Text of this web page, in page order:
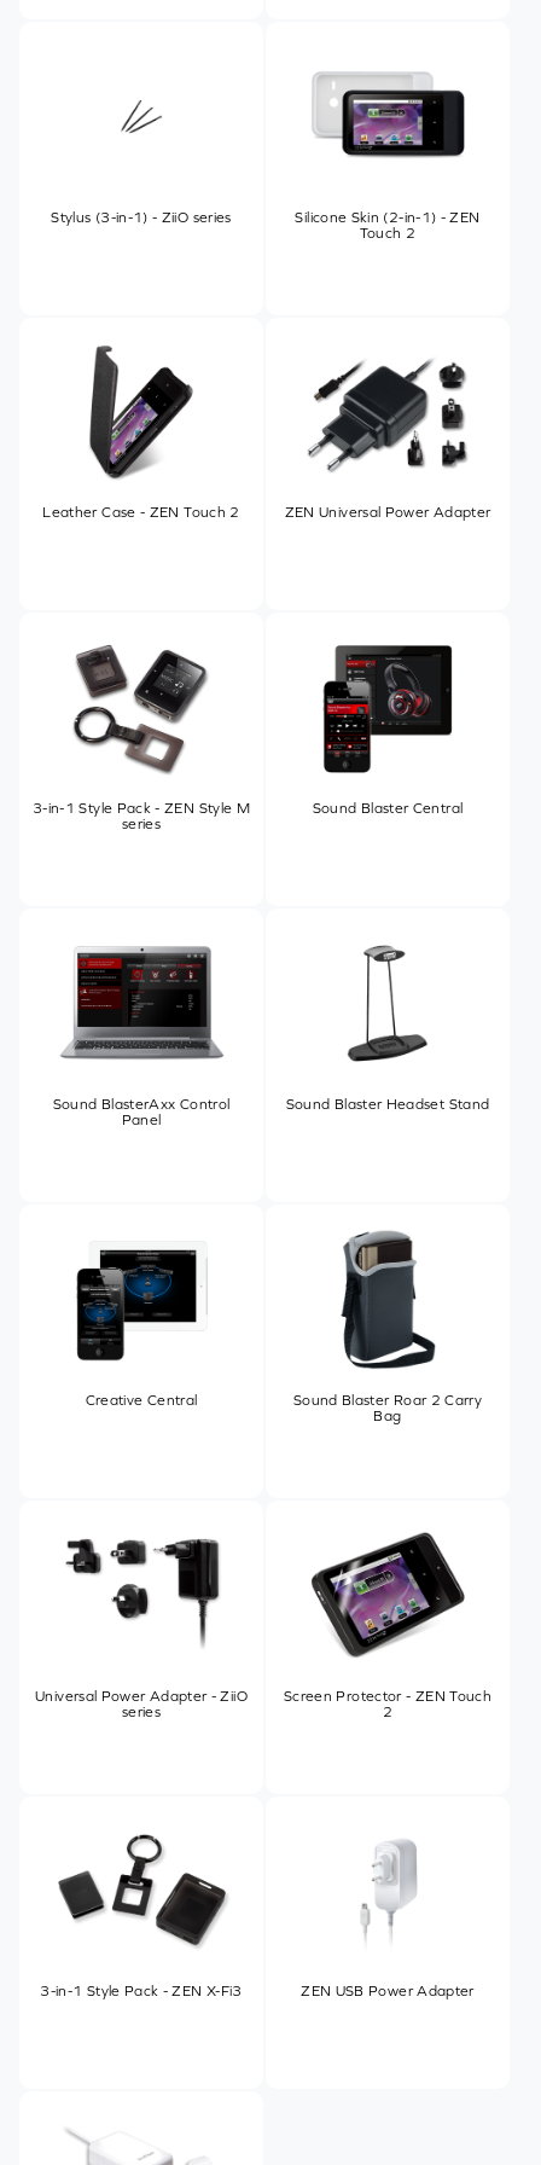
Stylus (3-in-1) - ZiiO series
Silicone Skin (2-in-1) - ZEN
Touch 2
Leather Case - ZEN Touch 2 ZEN Universal Power Adapter
3-in-1 Style Pack - ZEN Style M
series
Sound Blaster Central
Sound BlasterAxx Control
Panel
Sound Blaster Headset Stand
Creative Central
Sound Blaster Roar 2 Carry
Bag
Universal Power Adapter - ZiiO
series
Screen Protector - ZEN Touch
2
3-in-1 Style Pack - ZEN X-Fi3 ZEN USB Power Adapter